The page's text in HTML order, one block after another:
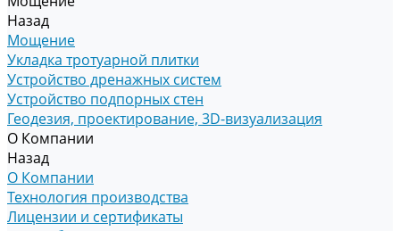
Назад
Мощение
Укладка тротуарной плитки
Устройство дренажных систем
Устройство подпорных стен
Геодезия, проектирование, 3D-визуализация
О Компании
Назад
О Компании
Технология производства
Лицензии и сертификаты